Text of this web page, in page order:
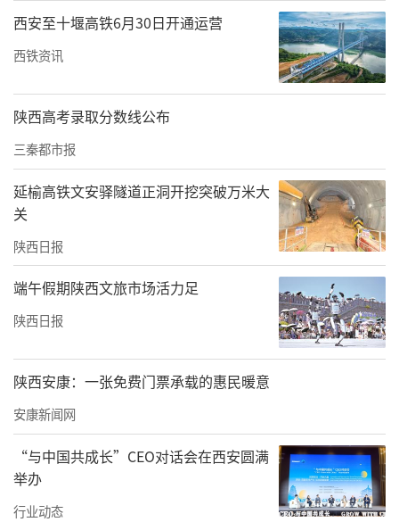
15.5%。
下一步，安康市将持续深化“传统文化+时尚产
业”融合，将汉服设计大赛培育成地方文化IP
赛事，通过品牌化运营和商业化开发，提升全
市纺织服装产业带动力，通过振兴传统丝绸纺
织、做优做强服装加工、加快汉服国风创研等
路径，力争在“十五五”末实现纺织服装产值
突破100亿元，打造西北纺织服装产业新都。
责任编辑：白睿祺 赵森
西安至十堰高铁6月30日开通运营
西铁资讯
陕西高考录取分数线公布
三秦都市报
延榆高铁文安驿隧道正洞开挖突破万米大
关
陕西日报
端午假期陕西文旅市场活力足
陕西日报
陕西安康：一张免费门票承载的惠民暖意
安康新闻网
“与中国共成长”CEO对话会在西安圆满
举办
行业动态